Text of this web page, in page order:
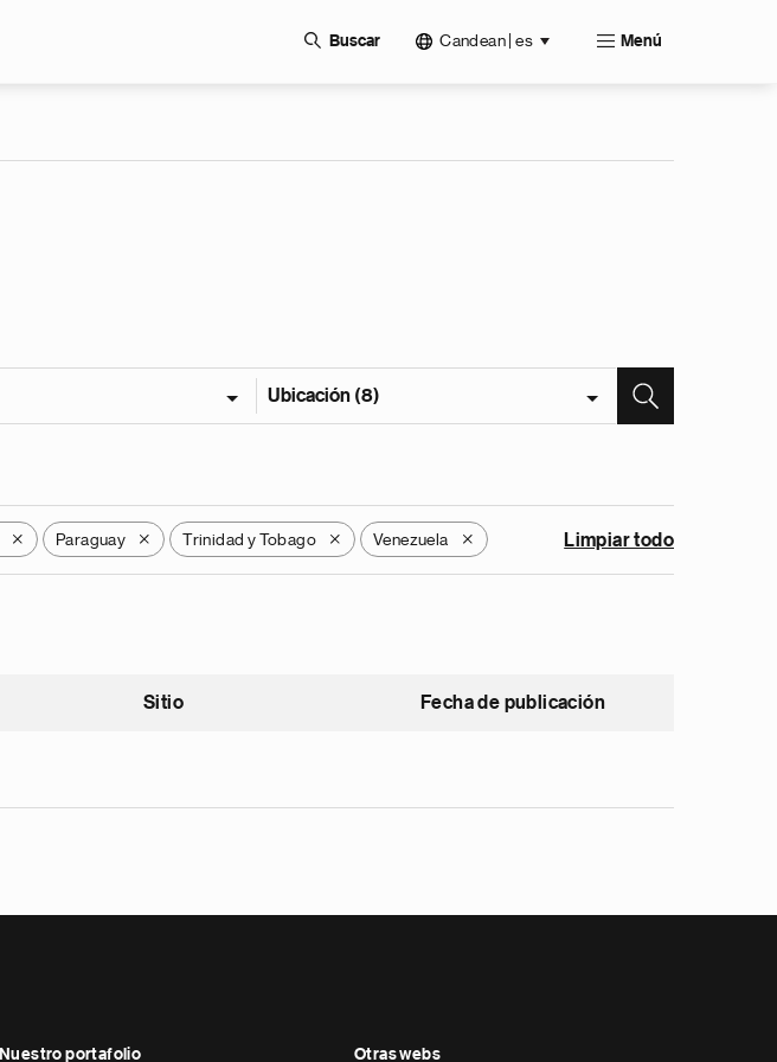
Buscar Candean | es Menú
Ubicación (8)
X Paraguay X Trinidad y Tobago X Venezuela X Limpiar todo
Sitio Fecha de publicación
Nuestro portafolio Otras webs